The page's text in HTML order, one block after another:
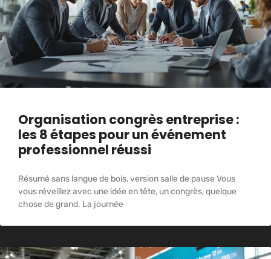
Organisation congrès entreprise :
les 8 étapes pour un événement
professionnel réussi
Résumé sans langue de bois, version salle de pause Vous
vous réveillez avec une idée en tête, un congrès, quelque
chose de grand. La journée